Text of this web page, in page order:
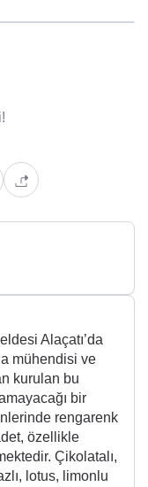
Alaçatı’da
mühendisi ve
kurulan bu
bir
rengarenk
özellikle
Çikolatalı,
lotus, limonlu